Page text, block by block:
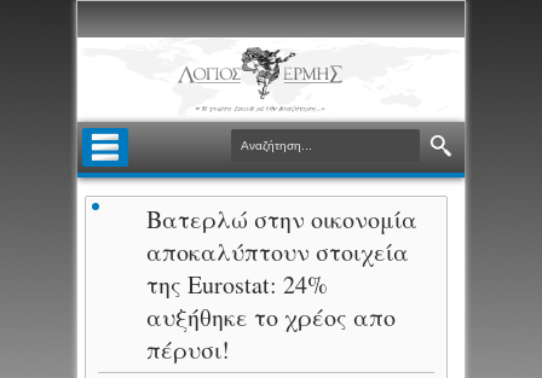
Βατερλώ στην οικονομία
αποκαλύπτουν στοιχεία
της Eurostat: 24%
αυξήθηκε το χρέος απο
πέρυσι!